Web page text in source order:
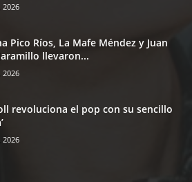
2026
Pico Ríos, La Mafe Méndez y Juan
llevaron...
2026
revoluciona el pop con su sencillo
2026